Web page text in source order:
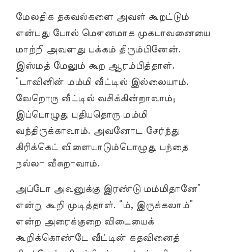
மேலதிக தகவல்களை அவள் கூறட்டும்
என்பது போல் மௌனமாக முகபாவனையை
மாற்றி அவளது பக்கம் திரும்பினேன்.
இஸ்மத் மேலும் கூற ஆரம்பித்தாள்.
“டாவினின் மம்மி வீட்டில் இல்லையாம்.
வேறொரு வீட்டில் வசிக்கின்றாவாம்;
இப்பொழுது புதியதொரு மம்மி
வந்திருக்காவாம். அவனோட சேர்ந்து
கிரிக்கெட் விளையாடும்பொழுது பந்தை
நல்லா வீசுறாவாம்.
அப்போ அவனுக்கு இரண்டு மம்மிதானே”
என்று கூறி முடித்தாள். “ம், இருக்கலாம்”
என்ற அரைக்குறை விடையைக்
கூறிக்கொண்டே வீட்டின் கதவினைத்